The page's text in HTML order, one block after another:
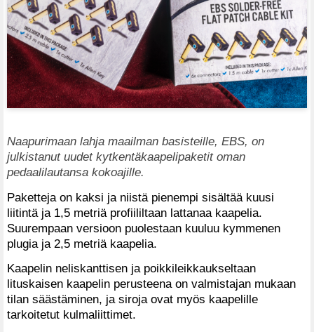
Naapurimaan lahja maailman basisteille, EBS, on
julkistanut uudet kytkentäkaapelipaketit oman
pedaalilautansa kokoajille.
Paketteja on kaksi ja niistä pienempi sisältää kuusi
liitintä ja 1,5 metriä profiililtaan lattanaa kaapelia.
Suurempaan versioon puolestaan kuuluu kymmenen
plugia ja 2,5 metriä kaapelia.
Kaapelin neliskanttisen ja poikkileikkaukseltaan
lituskaisen kaapelin perusteena on valmistajan mukaan
tilan säästäminen, ja siroja ovat myös kaapelille
tarkoitetut kulmaliittimet.